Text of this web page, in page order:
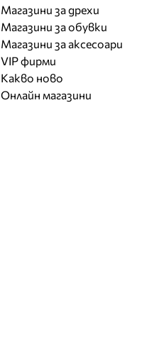
Магазини за дрехи
Магазини за обувки
Магазини за aксесоари
VIP фирми
Какво ново
Онлайн магазини